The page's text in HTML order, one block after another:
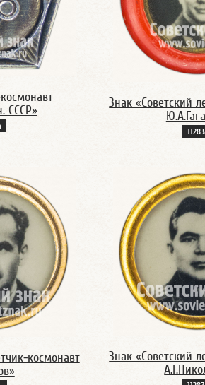
СССР»
Знак «Советский
космонавт
Знак «Советский